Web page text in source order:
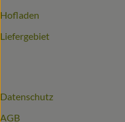
Hofladen
Liefergebiet
Datenschutz
AGB